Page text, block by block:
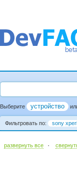
Выберите устройство
Фильтровать по: sony
развернуть все ·